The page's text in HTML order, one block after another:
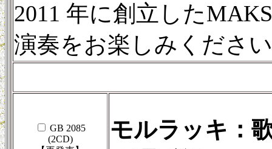
2011 年に創立した
演奏をお楽しみくださ
GB 2085
(2CD)
モルラッキ：